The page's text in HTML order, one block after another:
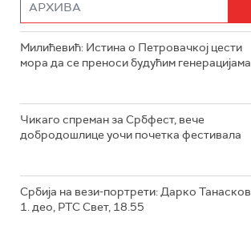
Милићевић: Истина о Петровачкој цести
мора да се преноси будућим генерацијама
Чикаго спреман за Србфест, вече
добродошлице уочи почетка фестивала
Србија на вези-портрети: Дарко
1. део, РТС Свет, 18.55